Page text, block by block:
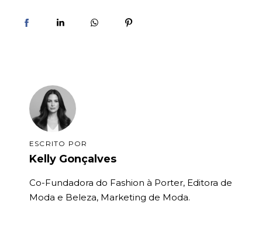
ESCRITO POR
Kelly Gonçalves
Co-Fundadora do Fashion à Porter, Editora de
Moda e Beleza, Marketing de Moda.